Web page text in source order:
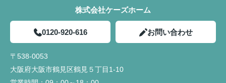
株式会社ケーズホーム
0120-920-616 お問い合わせ
〒538-0053
大阪府大阪市鶴見区鶴見５丁目1-10